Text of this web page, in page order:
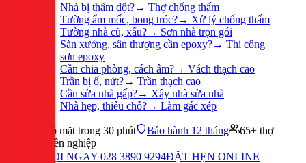
Nhà bị thấm dột?→ Thợ chống thấm
Tường ẩm mốc, bong tróc?→ Xử lý chống thấm
Tường nhà cũ, xấu?→ Sơn nhà trọn gói
Sàn xưởng, sân thượng cần epoxy?→ Thi công
sơn epoxy
Cần chia phòng, cách âm?→ Vách thạch cao
Trần bị ố, nứt?→ Trần thạch cao
Cần sửa nhà gấp?→ Xây nhà sửa nhà
Nhà hẹp, thiếu chỗ?→ Làm gác xép
Có mặt trong 30 phút Bảo hành 12 tháng
65+ thợ
chuyên nghiệp
GỌI NGAY 028 3890 9294ĐẶT HẸN ONLINE